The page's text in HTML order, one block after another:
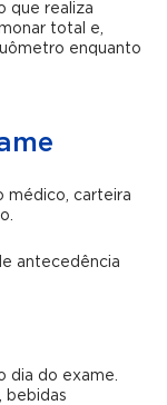
que realiza
total e,
enquanto
médico, carteira
antecedência
dia do exame.
bebidas